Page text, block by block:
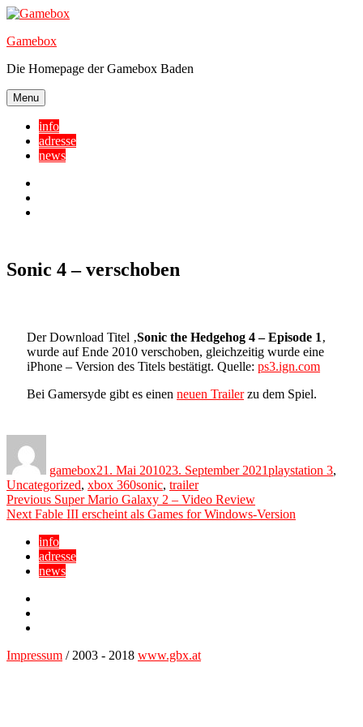
Skip
content
Gamebox
Die Homepage der Gamebox Baden
Menu
info
adresse
news
Sonic 4 – verschoben
Der Download Titel ‚Sonic the Hedgehog 4 – Episode 1‚
wurde auf Ende 2010 verschoben, gleichzeitig wurde eine
iPhone – Version des Titels bestätigt. Quelle: ps3.ign.com
Bei Gamersyde gibt es einen neuen Trailerzu dem Spiel.
gamebox21. Mai 201023. September 2021playstation 3,
Uncategorized, xbox 360Tags
sonic, trailer
Beitragsnavigation
Previous Previous
post:
Super Mario Galaxy 2 – Video Review
Next Next
Fable III erscheint als Games for Windows-Version
info
adresse
news
Impressum / 2003 - 2018 www.gbx.at